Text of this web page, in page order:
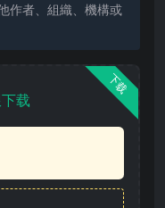
作者、組織、機構或
下载
载